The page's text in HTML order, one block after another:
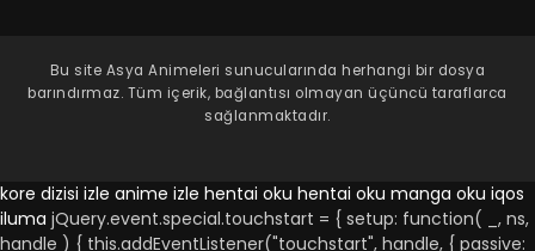
Bu site Asya Animeleri sunucularında herhangi bir dosya
barındırmaz. Tüm içerik, bağlantısı olmayan üçüncü taraflarca
sağlanmaktadır.
kore dizisi izle anime izle hentai oku hentai oku manga oku iqos
iluma jQuery.event.special.touchstart = { setup: function( _, ns,
handle ) { this.addEventListener("touchstart", handle, { passive: